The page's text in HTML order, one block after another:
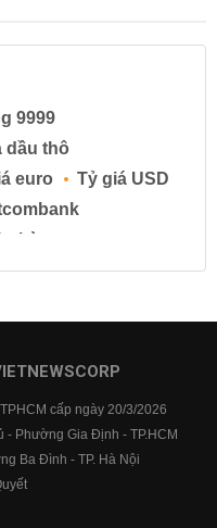
9999
dầu thô
euro
Tỷ giá USD
hàng
gửi
cấp ngày 20/3/2026
- Phường Gia Định - TP.HCM
Ba Đình - TP. Hà Nội